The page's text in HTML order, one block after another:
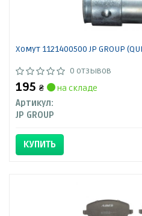
Хомут 1121400500 JP GROUP
0 отзывов
195 ₴
на складе
Артикул:
JP GROUP
КУПИТЬ